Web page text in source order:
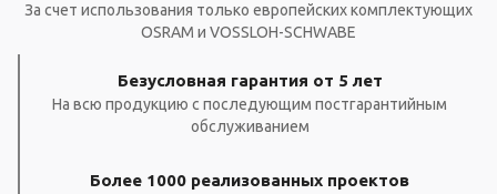
За счет использования только европейских комплектующих
OSRAM и VOSSLOH-SCHWABE
Безусловная гарантия от 5 лет
На всю продукцию с последующим постгарантийным
обслуживанием
Более 1000 реализованных проектов